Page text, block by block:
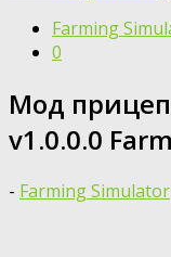
Farming
0
Moд
v1.0.0.0
- Farming Simulator